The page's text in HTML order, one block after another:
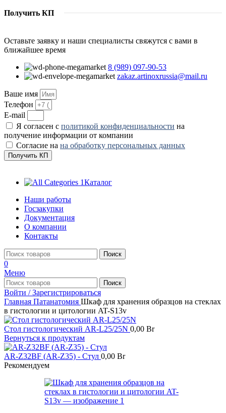
Получить КП
Оставьте заявку и наши специалисты свяжутся с вами в
ближайшее время
8 (989) 097-90-53
zakaz.artinoxrussia@mail.ru
Ваше имя
Телефон
E-mail
Я согласен с политикой конфиденциальности на
получение информации от компании
Согласие на на обработку персональных данных
Получить КП
Каталог
Наши работы
Госзакупки
Документация
О компании
Контакты
Поиск
0
Меню
Поиск
Войти / Зарегистрироваться
Главная Патанатомия Шкаф для хранения образцов на стеклах
в гистологии и цитологии AT-S13v
Стол гистологический AR-L25/25N 0,00 Br
Вернуться к продуктам
AR-Z32BF (AR-Z35) - Стул 0,00 Br
Рекомендуем